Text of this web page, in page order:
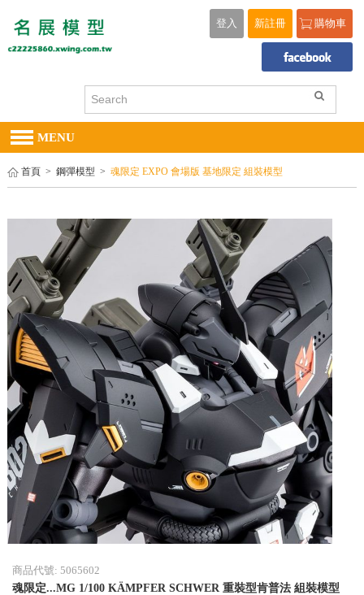
購物車
新註冊
登入
MENU
首頁 > 鋼彈模型 > 魂限定 EXPO 會場版 基地限定 組裝模型
商品代號: 5065602
魂限定...MG 1/100 KÄMPFER SCHWER 重裝型肯普法 組裝模型